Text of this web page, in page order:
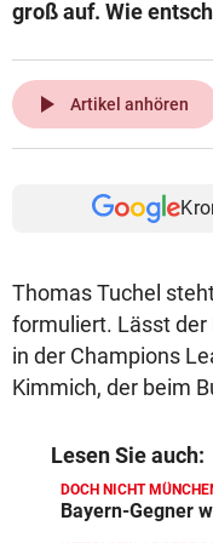
groß auf. Wie
play_arrow Artikel anhören
Thomas Tuchel
formuliert. Lässt der
in der Champions
Kimmich, der beim
Lesen Sie auch:
DOCH NICHT
Bayern-Gegner